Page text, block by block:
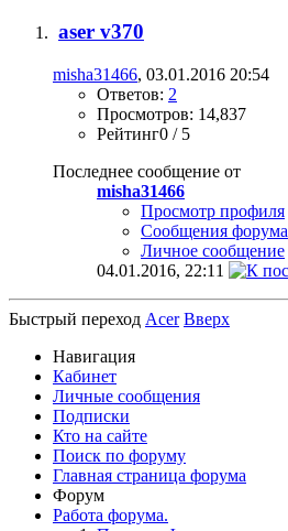
aser v370
misha31466, 03.01.2016 20:54
Ответов: 2
Просмотров: 14,837
Рейтинг0 / 5
Последнее сообщение от
misha31466
Просмотр профиля
Сообщения форума
Личное сообщение
04.01.2016, 22:11
Быстрый переход Acer Вверх
Навигация
Кабинет
Личные сообщения
Подписки
Кто на сайте
Поиск по форуму
Главная страница форума
Форум
Работа форума.